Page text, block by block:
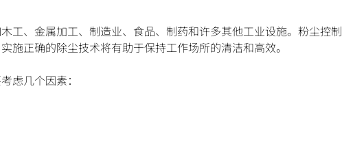
工、金属加工、制造业、食品、制药和许多其他工业设施。粉尘控
正确的除尘技术将有助于保持工作场所的清洁和高效。
虑几个因素：